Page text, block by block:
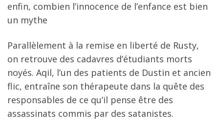
enfin, combien l’innocence de l’enfance est bien
un mythe
Parallèlement à la remise en liberté de Rusty,
on retrouve des cadavres d’étudiants morts
noyés. Aqil, l’un des patients de Dustin et ancien
flic, entraîne son thérapeute dans la quête des
responsables de ce qu’il pense être des
assassinats commis par des satanistes.